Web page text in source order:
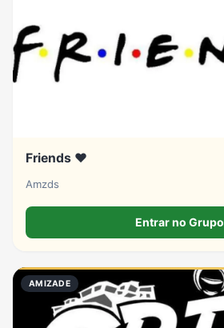
Tecnologia TV
Friends ❤️
Amzds
Entrar no Grupo
AMIZADE